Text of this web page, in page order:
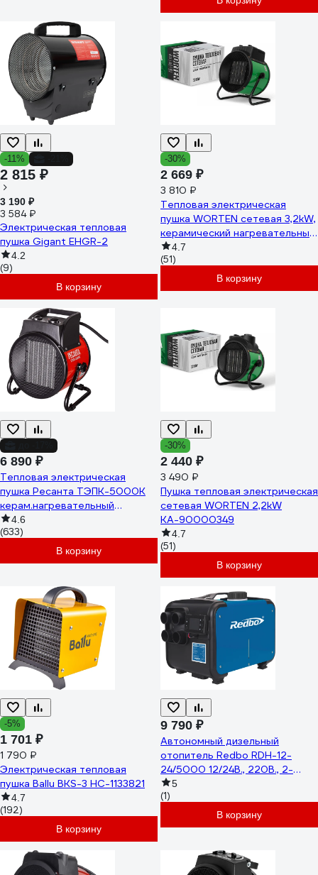
-11%
2 815 ₽
3 190 ₽
3 584 ₽
Электрическая тепловая
пушка Gigant EHGR-2
4.2
(9)
В корзину
-30%
2 669 ₽
3 810 ₽
Тепловая электрическая
пушка WORTEN сетевая 3,2kW,
керамический нагревательный
элемент КА-90000350
4.7
(51)
В корзину
6 890 ₽
Тепловая электрическая
пушка Ресанта ТЭПК-5000K
керам.нагревательный
элемент, круглая 67/1/25
4.6
(633)
В корзину
-30%
2 440 ₽
3 490 ₽
Пушка тепловая электрическая
сетевая WORTEN 2,2kW
КА-90000349
4.7
(51)
В корзину
-5%
1 701 ₽
1 790 ₽
Электрическая тепловая
пушка Ballu BKS-3 НС-1133821
4.7
(192)
В корзину
9 790 ₽
Автономный дизельный
отопитель Redbo RDH-12-
24/5000 12/24В., 220В., 2-
8кВт., 5л., дисплей, пульт
29748
5
(1)
В корзину